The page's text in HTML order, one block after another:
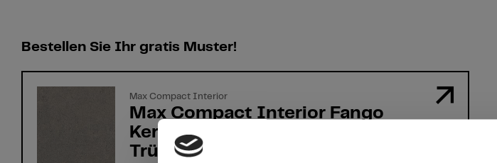
Bestellen Sie Ihr gratis Muster!
Max Compact Interior
Max Compact Interior Fango
Kern 0986 Andromeda Stein
Trüffel GA Grafica